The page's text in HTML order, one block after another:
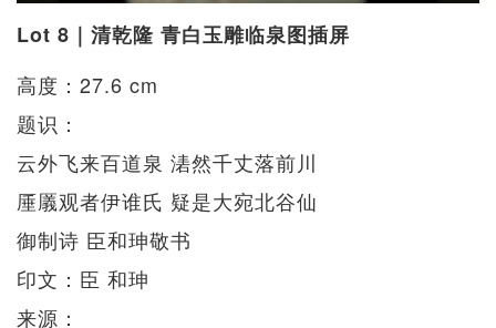
Lot 8｜清乾隆 青白玉雕临泉图插屏
高度：27.6 cm
题识：
云外飞来百道泉 湱然千丈落前川
厜㕒观者伊谁氏 疑是大宛北谷仙
御制诗 臣和珅敬书
印文：臣 和珅
来源：